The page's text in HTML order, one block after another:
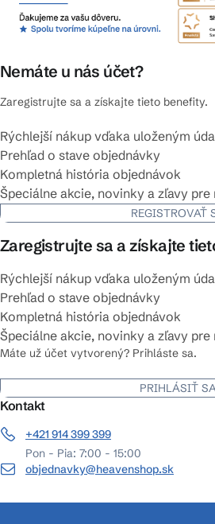
Nemáte u nás účet?
Zaregistrujte sa a získajte tieto benefity.
Rýchlejší nákup vďaka uloženým
Prehľad o stave objednávky
Kompletná história objednávok
Špeciálne akcie, novinky a zľavy
REGISTROVAŤ
Zaregistrujte sa a získajte
Rýchlejší nákup vďaka uloženým
Prehľad o stave objednávky
Kompletná história objednávok
Špeciálne akcie, novinky a zľavy
Máte už účet vytvorený? Prihláste sa.
PRIHLÁSIŤ
Kontakt
+421 914 399 399
Pon - Pia: 7:00 - 15:00
objednavky@heavenshop.sk